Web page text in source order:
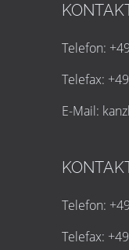
Telefon:
Telefax:
E-Mail: kanzl
Telefon:
Telefax: